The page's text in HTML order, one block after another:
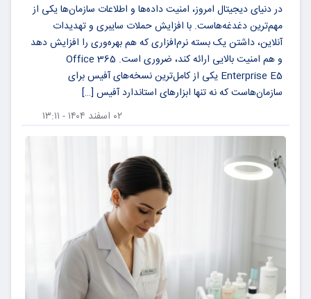
در دنیای دیجیتال امروز، امنیت داده‌ها و اطلاعات سازمان‌ها یکی از
مهم‌ترین دغدغه‌هاست. با افزایش حملات سایبری و تهدیدات
آنلاین، داشتن یک بسته نرم‌افزاری که هم بهره‌وری را افزایش دهد
و هم امنیت بالایی ارائه کند، ضروری است. Office 365
Enterprise E5 یکی از کامل‌ترین نسخه‌های آفیس برای
سازمان‌هاست که نه تنها ابزارهای استاندارد آفیس […]
۰۲ اسفند ۱۴۰۴ - ۱۳:۱۱